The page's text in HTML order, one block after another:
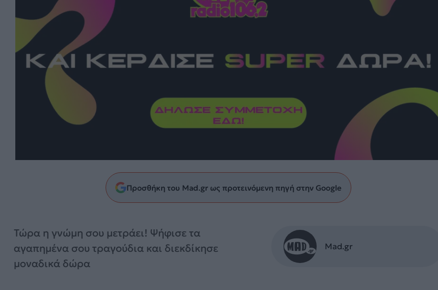
Προσθήκη του Mad.gr ως προτεινόμενη πηγή στην Google
Τώρα η γνώμη σου μετράει! Ψήφισε τα
αγαπημένα σου τραγούδια και διεκδίκησε
μοναδικά δώρα
Mad.gr